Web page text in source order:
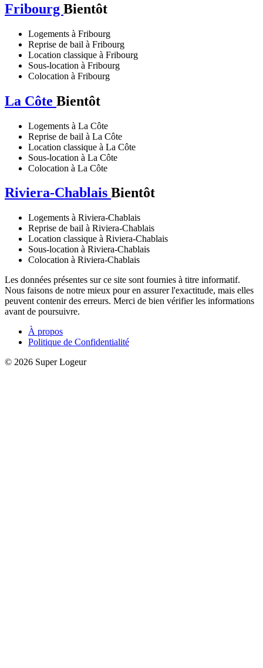
Fribourg Bientôt
Logements à Fribourg
Reprise de bail à Fribourg
Location classique à Fribourg
Sous-location à Fribourg
Colocation à Fribourg
La Côte Bientôt
Logements à La Côte
Reprise de bail à La Côte
Location classique à La Côte
Sous-location à La Côte
Colocation à La Côte
Riviera-Chablais Bientôt
Logements à Riviera-Chablais
Reprise de bail à Riviera-Chablais
Location classique à Riviera-Chablais
Sous-location à Riviera-Chablais
Colocation à Riviera-Chablais
Les données présentes sur ce site sont fournies à titre informatif.
Nous faisons de notre mieux pour en assurer l'exactitude, mais elles
peuvent contenir des erreurs. Merci de bien vérifier les informations
avant de poursuivre.
À propos
Politique de Confidentialité
© 2026 Super Logeur